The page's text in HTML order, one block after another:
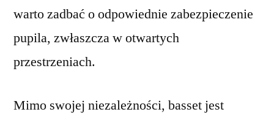
warto zadbać o odpowiednie zabezpieczenie
pupila, zwłaszcza w otwartych
przestrzeniach.
Mimo swojej niezależności, basset jest